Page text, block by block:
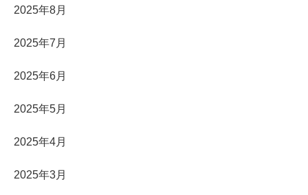
2025年8月
2025年7月
2025年6月
2025年5月
2025年4月
2025年3月